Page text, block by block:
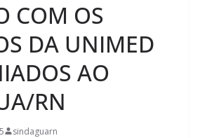
COM OS
DA UNIMED
AO
RN
sindaguarn